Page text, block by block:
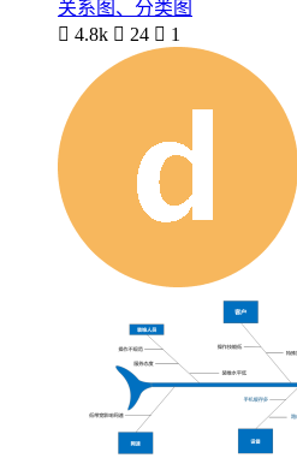
关系图、分类图
 4.8k  24  1